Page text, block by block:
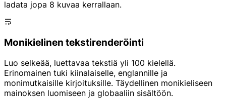
ladata jopa 8 kuvaa kerrallaan.
Monikielinen tekstirenderöinti
Luo selkeää, luettavaa tekstiä yli 100 kielellä.
Erinomainen tuki kiinalaiselle, englannille ja
monimutkaisille kirjoituksille. Täydellinen monikieliseen
mainoksen luomiseen ja globaaliin sisältöön.